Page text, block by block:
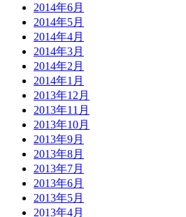
2014年6月
2014年5月
2014年4月
2014年3月
2014年2月
2014年1月
2013年12月
2013年11月
2013年10月
2013年9月
2013年8月
2013年7月
2013年6月
2013年5月
2013年4月